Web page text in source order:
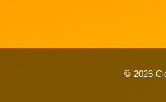
© 2026